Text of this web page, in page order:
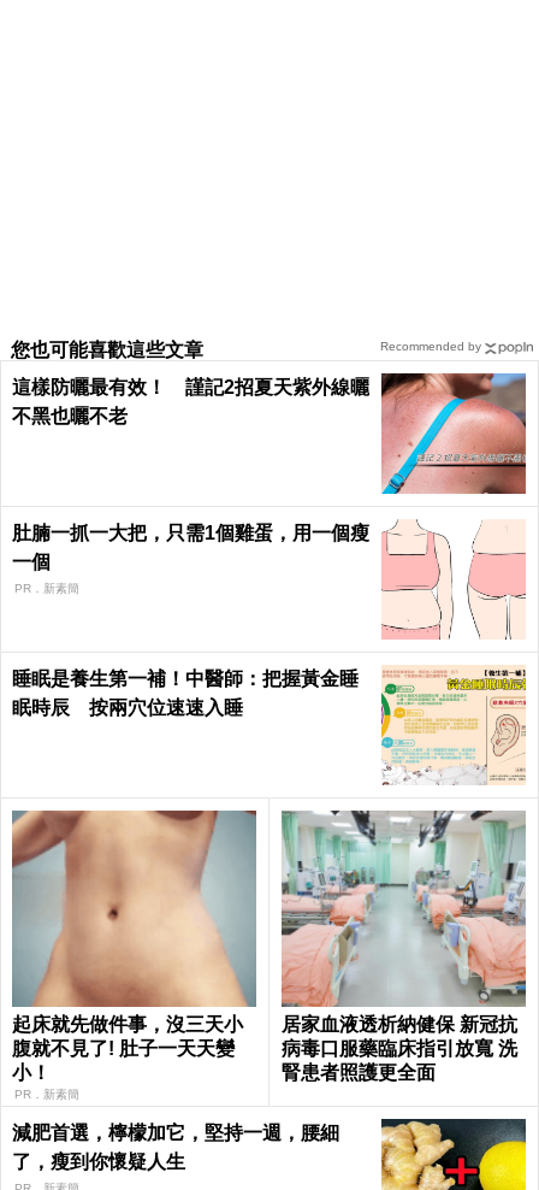
您也可能喜歡這些文章
這樣防曬最有效！ 謹記2招夏天紫外線曬
不黑也曬不老
肚腩一抓一大把，只需1個雞蛋，用一個瘦
一個
PR．新素簡
睡眠是養生第一補！中醫師：把握黃金睡
眠時辰 按兩穴位速速入睡
起床就先做件事，沒三天小
腹就不見了! 肚子一天天變
小！
PR．新素簡
居家血液透析納健保 新冠抗
病毒口服藥臨床指引放寬 洗
腎患者照護更全面
減肥首選，檸檬加它，堅持一週，腰細
了，瘦到你懷疑人生
Recommended by